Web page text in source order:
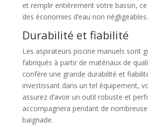
et remplir entièrement votre bassin,
des économies d’eau non négligeables.
Durabilité et fiabilité
Les aspirateurs piscine manuels sont
fabriqués à partir de matériaux de
confère une grande durabilité et
investissant dans un tel équipement,
assurez d’avoir un outil robuste et
accompagnera pendant de
baignade.